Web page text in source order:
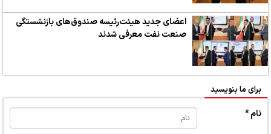
اعضای جدید هیئت‌رئیسه صندوق‌های بازنشستگی
صنعت نفت معرفی شدند
برای ما بنویسید
نام *